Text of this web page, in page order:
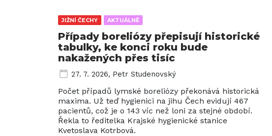
JIŽNÍ ČECHY AKTUÁLNĚ
Případy boreliózy přepisují historické
tabulky, ke konci roku bude
nakažených přes tisíc
27. 7. 2026, Petr Studenovský
Počet případů lymské boreliózy překonává historická
maxima. Už teď hygienici na jihu Čech evidují 467
pacientů, což je o 143 víc než loni za stejné období.
Řekla to ředitelka Krajské hygienické stanice
Kvetoslava Kotrbová.